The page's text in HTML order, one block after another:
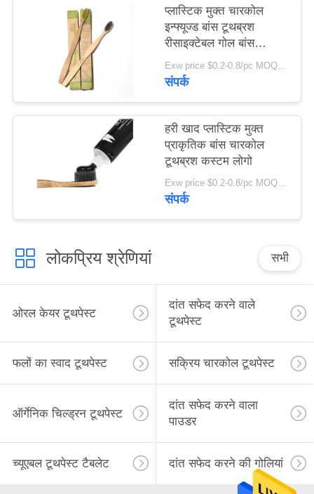
प्लास्टिक मुक्त चारकोल
इन्फ्यूज्ड बांस टूथब्रश
रीसाइक्टेबल गोल बांस
टूथब्रश
Exw price $0.2-0.8/pc MOQ:100 पीसी
संपर्क
हरी खाद प्लास्टिक मुक्त
प्राकृतिक बांस चारकोल
टूथब्रश कस्टम लोगो
Exw price $0.2-0.8/pc MOQ:100 पीसी
संपर्क
लोकप्रिय श्रेणियां सभी
ओरल केयर टूथपेस्ट
दांत सफेद करने वाले
टूथपेस्ट
फलों का स्वाद टूथपेस्ट सक्रिय चारकोल टूथपेस्ट
ऑर्गेनिक चिल्ड्रन टूथपेस्ट
दांत सफेद करने वाला
पाउडर
च्यूएबल टूथपेस्ट टैबलेट दांत सफेद करने की गोलियां